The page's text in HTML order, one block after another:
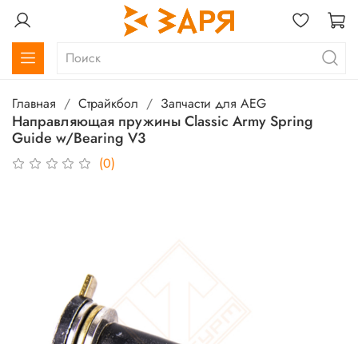
Главная Страйкбол Запчасти для AEG
Направляющая пружины Classic Army Spring
Guide w/Bearing V3
(0)